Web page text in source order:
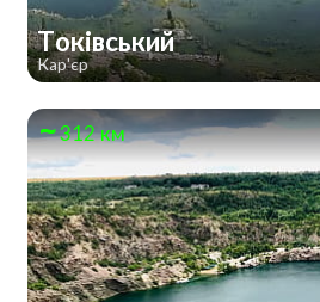
Токівський
Кар'єр
312 км